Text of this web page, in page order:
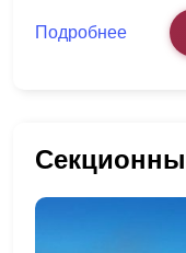
Подробнее